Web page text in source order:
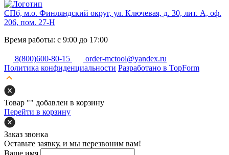
СПб, м.о. Финляндский округ, ул. Ключевая, д. 30, лит. А, оф.
206, пом. 27-Н
Время работы: с 9:00 до 17:00
8(800)600-80-15
order-mctool@yandex.ru
Политика конфиденциальности Разработано в TopForm
Товар "" добавлен в корзину
Перейти в корзину
Заказ звонка
Оставьте заявку, и мы перезвоним вам!